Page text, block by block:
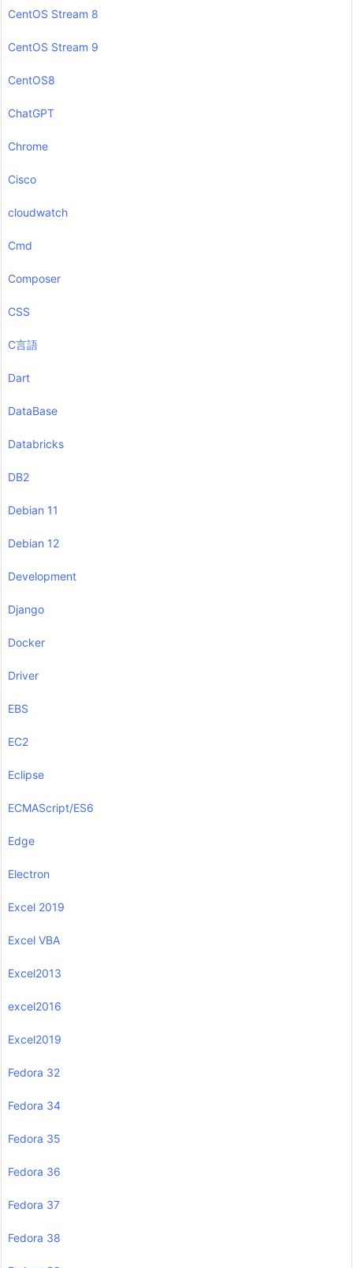
CentOS Stream 8
CentOS Stream 9
CentOS8
ChatGPT
Chrome
Cisco
cloudwatch
Cmd
Composer
CSS
C言語
Dart
DataBase
Databricks
DB2
Debian 11
Debian 12
Development
Django
Docker
Driver
EBS
EC2
Eclipse
ECMAScript/ES6
Edge
Electron
Excel 2019
Excel VBA
Excel2013
excel2016
Excel2019
Fedora 32
Fedora 34
Fedora 35
Fedora 36
Fedora 37
Fedora 38